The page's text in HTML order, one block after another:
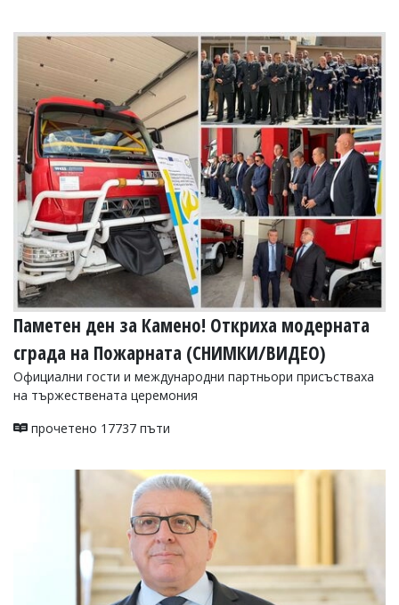
Паметен ден за Камено! Oткриха модерната
сграда на Пожарната (СНИМКИ/ВИДЕО)
Официални гости и международни партньори присъстваха
на тържествената церемония
прочетено 17737 пъти